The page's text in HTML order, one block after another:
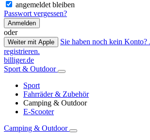
angemeldet bleiben
Passwort vergessen?
Anmelden
oder
Weiter mit Apple
Sie haben noch kein Konto?
registrieren.
billiger.de
Sport & Outdoor
Sport
Fahrräder & Zubehör
Camping & Outdoor
E-Scooter
Camping & Outdoor